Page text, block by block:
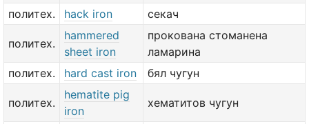
политех.
hack iron секач
политех.
hammered
sheet iron
прокована стоманена
ламарина
политех.
hard cast iron бял чугун
политех.
hematite pig
iron
хематитов чугун